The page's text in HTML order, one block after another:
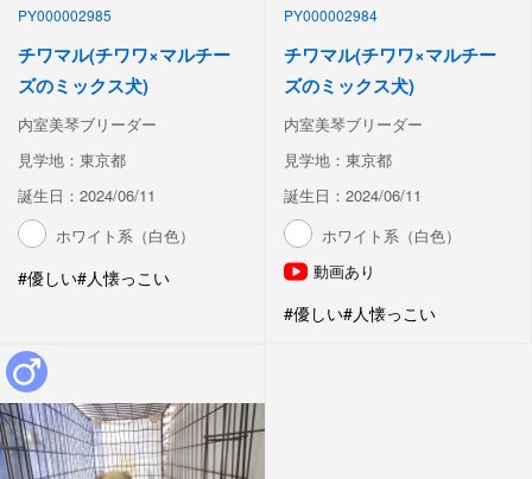
PY000002985
チワマル(チワワ×マルチー
ズのミックス犬)
内室美琴ブリーダー
見学地：東京都
誕生日：2024/06/11
ホワイト系（白色）
#優しい#人懐っこい
PY000002984
チワマル(チワワ×マルチー
ズのミックス犬)
内室美琴ブリーダー
見学地：東京都
誕生日：2024/06/11
ホワイト系（白色）
動画あり
#優しい#人懐っこい